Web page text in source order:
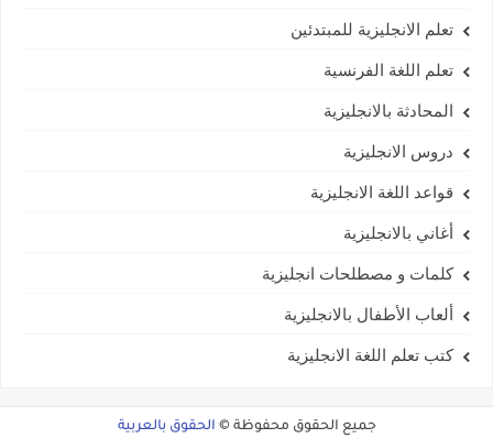
تعلم الانجليزية للمبتدئين
تعلم اللغة الفرنسية
المحادثة بالانجليزية
دروس الانجليزية
قواعد اللغة الانجليزية
أغاني بالانجليزية
كلمات و مصطلحات انجليزية
ألعاب الأطفال بالانجليزية
كتب تعلم اللغة الانجليزية
جميع الحقوق محفوظة © الحقوق بالعربية